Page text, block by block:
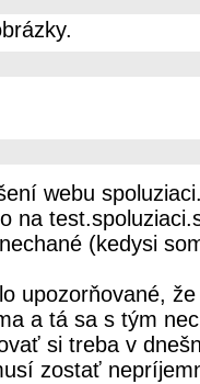
webu
na
(kedysi
upozorňované,
a tá sa s tým
si treba v
zostať